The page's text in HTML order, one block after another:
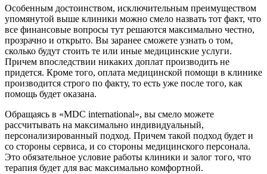
Особенным достоинством, исключительным преимуществом
упомянутой выше клиники можно смело назвать тот факт, что
все финансовые вопросы тут решаются максимально честно,
прозрачно и открыто. Вы заранее сможете узнать о том,
сколько будут стоить те или иные медицинские услуги.
Причем впоследствии никаких доплат производить не
придется. Кроме того, оплата медицинской помощи в клинике
производится строго по факту, то есть уже после того, как
помощь будет оказана.
Обращаясь в «MDC international», вы смело можете
рассчитывать на максимально индивидуальный,
персонализированный подход. Причем такой подход будет и
со стороны сервиса, и со стороны медицинского персонала.
Это обязательное условие работы клиники и залог того, что
терапия будет для вас максимально комфортной.